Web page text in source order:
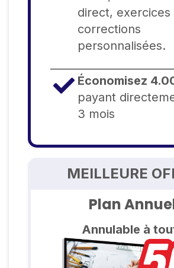
direct, exercices
corrections
personnalisées.
Économisez
payant
3 mois
MEILLEURE
Plan
Annulable à